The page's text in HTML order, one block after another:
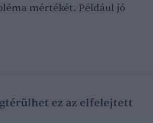
mértékét. Például jó
ez az elfelejtett